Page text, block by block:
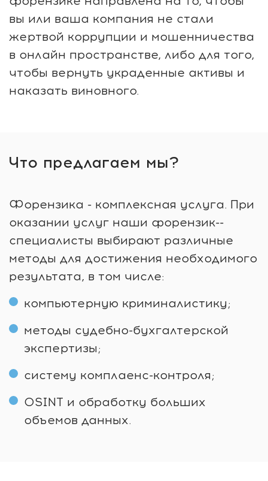
вы или ваша компания не стали
жертвой коррупции и мошенничества
в онлайн пространстве, либо для того,
чтобы вернуть украденные активы и
наказать виновного.
Что предлагаем мы?
Форензика - комплексная услуга. При
оказании услуг наши форензик--
специалисты выбирают различные
методы для достижения необходимого
результата, в том числе:
компьютерную криминалистику;
методы судебно-бухгалтерской
экспертизы;
систему комплаенс-контроля;
OSINT и обработку больших
объемов данных.